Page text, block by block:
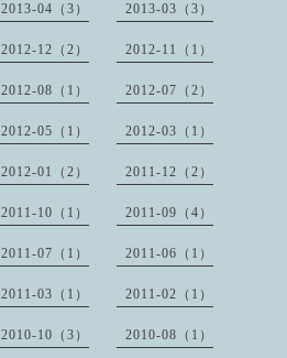
2013-04（3） 2013-03（3）
2012-12（2） 2012-11（1）
2012-08（1） 2012-07（2）
2012-05（1） 2012-03（1）
2012-01（2） 2011-12（2）
2011-10（1） 2011-09（4）
2011-07（1） 2011-06（1）
2011-03（1） 2011-02（1）
2010-10（3） 2010-08（1）